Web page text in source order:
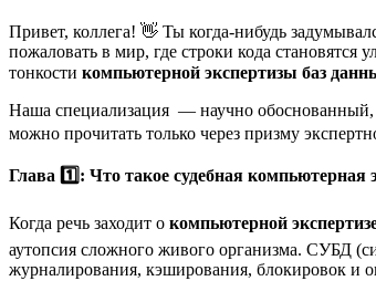
Привет, коллега! 👋 Ты когда-нибудь
пожаловать в мир, где строки кода
тонкости компьютерной экспертизы баз
Наша специализация — научно обоснованный,
можно прочитать только через призму
Глава 1️⃣: Что такое судебная компьютерная
Когда речь заходит о компьютерной
аутопсия сложного живого организма. СУБД
журналирования, кэширования, блокировок и